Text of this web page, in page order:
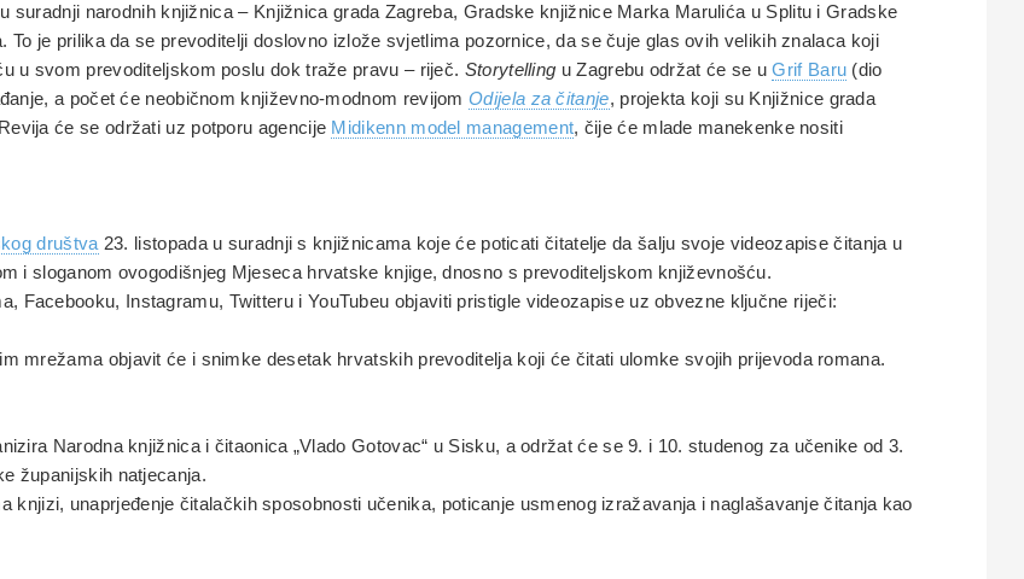
suradnji narodnih knjižnica – Knjižnica grada Zagreba, Gradske knjižnice Marka Marulića u Splitu i Gradske
je prilika da se prevoditelji doslovno izlože svjetlima pozornice, da se čuje glas ovih velikih znalaca koji
u svom prevoditeljskom poslu dok traže pravu – riječ. Storytelling u Zagrebu održat će se uGrif Baru (dio
a počet će neobičnom književno-modnom revijomOdijela za čitanje, projekta koji su Knjižnice grada
će se održati uz potporu agencije Midikenn model management, čije će mlade manekenke nositi
društva 23. listopada u suradnji s knjižnicama koje će poticati čitatelje da šalju svoje videozapise čitanja u
i sloganom ovogodišnjeg Mjeseca hrvatske knjige, dnosno s prevoditeljskom književnošću.
Facebooku, Instagramu, Twitteru i YouTubeu objaviti pristigle videozapise uz obvezne ključne riječi:
mrežama objavit će i snimke desetak hrvatskih prevoditelja koji će čitati ulomke svojih prijevoda romana.
Narodna knjižnica i čitaonica „Vlado Gotovac“ u Sisku, a održat će se 9. i 10. studenog za učenike od 3.
županijskih natjecanja.
knjizi, unaprjeđenje čitalačkih sposobnosti učenika, poticanje usmenog izražavanja i naglašavanje čitanja kao